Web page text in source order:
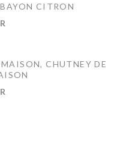
CITRON
CHUTNEY DE